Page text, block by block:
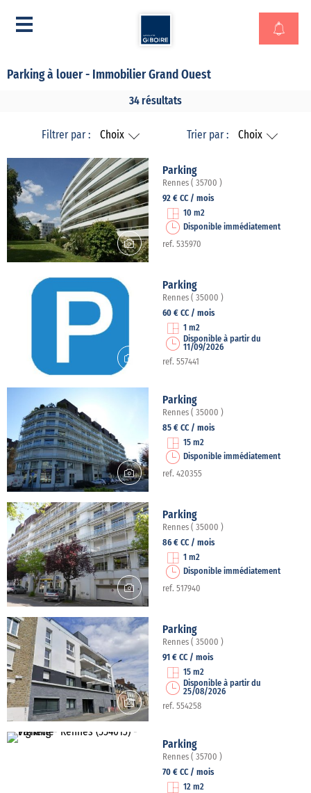
Parking à louer - Immobilier Grand Ouest
34 résultats
Filtrer par : Choix Trier par : Choix
Parking
Rennes ( 35700 )
92 € CC / mois
10 m2
Disponible immédiatement
ref. 535970
Parking
Rennes ( 35000 )
60 € CC / mois
1 m2
Disponible à partir du
11/09/2026
ref. 557441
Parking
Rennes ( 35000 )
85 € CC / mois
15 m2
Disponible immédiatement
ref. 420355
Parking
Rennes ( 35000 )
86 € CC / mois
1 m2
Disponible immédiatement
ref. 517940
Parking
Rennes ( 35000 )
91 € CC / mois
15 m2
Disponible à partir du
25/08/2026
ref. 554258
Parking
Rennes ( 35700 )
70 € CC / mois
12 m2